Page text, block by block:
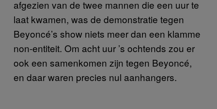
afgezien van de twee mannen die een uur te
laat kwamen, was de demonstratie tegen
Beyoncé’s show niets meer dan een klamme
non-entiteit. Om acht uur ’s ochtends zou er
ook een samenkomen zijn tegen Beyoncé,
en daar waren precies nul aanhangers.